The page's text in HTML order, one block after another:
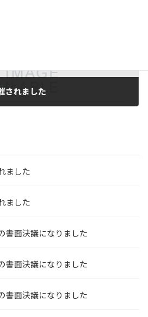
されました
ました
ました
書面決議になりました
書面決議になりました
書面決議になりました